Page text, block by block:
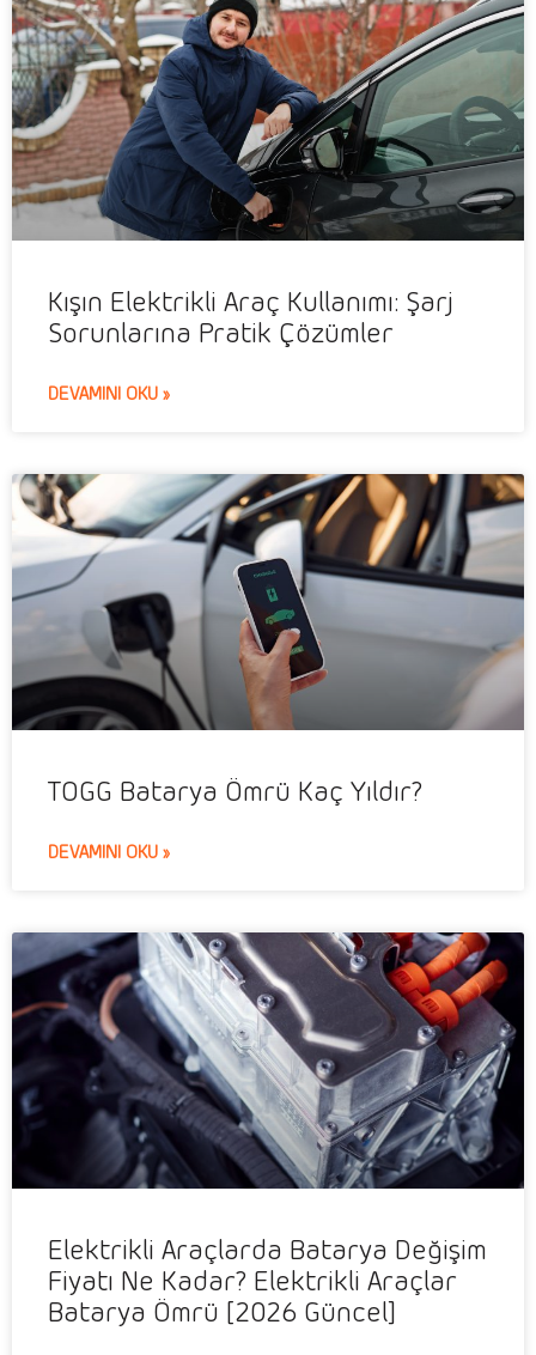
Kışın Elektrikli Araç Kullanımı: Şarj
Sorunlarına Pratik Çözümler
DEVAMINI OKU »
TOGG Batarya Ömrü Kaç Yıldır?
DEVAMINI OKU »
Elektrikli Araçlarda Batarya Değişim
Fiyatı Ne Kadar? Elektrikli Araçlar
Batarya Ömrü [2026 Güncel]